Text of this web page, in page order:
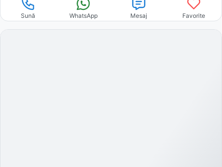
Sună WhatsApp Mesaj Favorite